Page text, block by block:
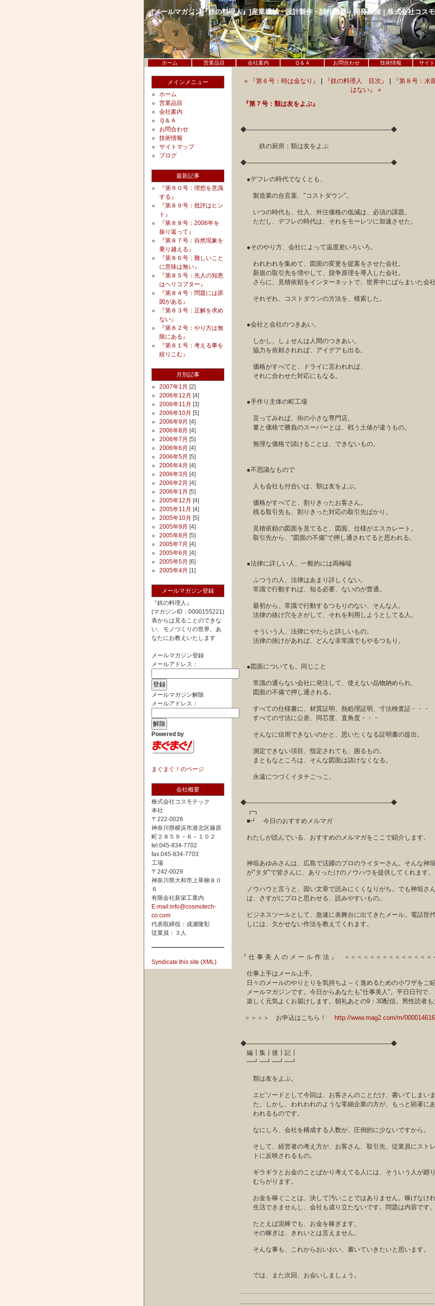
[メールマガジン『鉄の料理人』]産業機械・設計製作・試作機器・開発設備｜株式会社コス
ホーム 営業品目 会社案内 Ｑ＆Ａ お問合わせ 技術情報 サイ
メインメニュー
ホーム
営業品目
会社案内
Ｑ＆Ａ
お問合わせ
技術情報
サイトマップ
ブログ
最新記事
『第９０号：理想を意識
する』
『第８９号：批評はヒン
ト』
『第８８号：2006年を
振り返って』
『第８７号：自然現象を
乗り越える』
『第８６号：難しいこと
に意味は無い』
『第８５号：先人の知恵
はヘリコプター』
『第８４号：問題には原
因がある』
『第８３号：正解を求め
ない』
『第８２号：やり方は無
限にある』
『第８１号：考える事を
絞りこむ』
月別記事
2007年1月 [2]
2006年12月 [4]
2006年11月 [3]
2006年10月 [5]
2006年9月 [4]
2006年8月 [4]
2006年7月 [5]
2006年6月 [4]
2006年5月 [5]
2006年4月 [4]
2006年3月 [4]
2006年2月 [4]
2006年1月 [5]
2005年12月 [4]
2005年11月 [4]
2005年10月 [5]
2005年9月 [4]
2005年8月 [5]
2005年7月 [4]
2005年6月 [4]
2005年5月 [6]
2005年4月 [1]
メールマガジン登録
『鉄の料理人』
(マガジンID：0000155221)
表からは見ることのできな
い、モノづくりの世界。あ
なたにお教えいたします
メールマガジン登録
メールアドレス：
メールマガジン解除
メールアドレス：
Powered by
まぐまぐ！のページ
会社概要
株式会社コスモテック
本社
〒222-0026
神奈川県横浜市港北区篠原
町２８５９－６－１０２
tel:045-834-7702
fax:045-834-7703
工場
〒242-0029
神奈川県大和市上草柳８０
６
有限会社新栄工業内
E-mail:info@cosmotech-
co.com
代表取締役：成瀬隆彰
従業員：３人
Syndicate this site (XML)
« 『第６号：時は金なり』 『鉄の料理人 目次』
『第８号：水
はない』 »
『第７号：類は友をよぶ』
◆─────────────────────────────────◆
鉄の厨房：類は友をよぶ
◆─────────────────────────────────◆
●デフレの時代でなくとも、
製造業の合言葉、"コストダウン"。
いつの時代も、仕入、外注価格の低減は、必須の課題。
ただし、デフレの時代は、それをモーレツに加速させた。
●そのやり方、会社によって温度差いろいろ。
われわれを集めて、図面の変更を提案をさせた会社。
新規の取引先を増やして、競争原理を導入した会社。
さらに、見積依頼をインターネットで、世界中にばらまいた会
それぞれ、コストダウンの方法を、模索した。
●会社と会社のつきあい。
しかし、しょせんは人間のつきあい。
協力を依頼されれば、アイデアも出る。
価格がすべてと、ドライに言われれば、
それに合わせた対応にもなる。
●手作り主体の町工場
言ってみれば、街の小さな専門店。
量と価格で勝負のスーパーとは、戦う土俵が違うもの。
無理な価格で請けることは、できないもの。
●不思議なもので
人も会社も付合いは、類は友をよぶ。
価格がすべてと、割りきったお客さん。
残る取引先も、割りきった対応の取引先ばかり。
見積依頼の図面を見てると、図面、仕様がエスカレート。
取引先から、"図面の不備"で押し通されてると思われる。
●法律に詳しい人、一般的には両極端
ふつうの人、法律はあまり詳しくない。
常識で行動すれば、知る必要、ないのが普通。
最初から、常識で行動するつもりのない、そんな人。
法律の抜け穴をさがして、それを利用しようとしてる人。
そういう人、法律にやたらと詳しいもの。
法律の抜けがあれば、どんな非常識でもやるつもり。
●図面についても、同じこと
常識の通らない会社に発注して、使えない品物納められ、
図面の不備で押し通される。
すべての仕様書に、材質証明、熱処理証明、寸法検査証・・・
すべての寸法に公差、同芯度、直角度・・・
そんなに信用できないのかと、思いたくなる証明書の提出。
測定できない項目、指定されても、困るもの。
まともなところは、そんな図面は請けなくなる。
永遠につづくイタチごっこ。
◆─────────────────────────────────◆
┏┓
■┛ 今日のおすすめメルマガ
わたしが読んでいる、おすすめのメルマガをここで紹介します。
神垣あゆみさんは、広島で活躍のプロのライターさん。そんな神
が"タダ"で皆さんに、ありったけのノウハウを提供してくれます。
ノウハウと言うと、固い文章で読みにくくなりがち。でも神垣さ
は、さすがにプロと思わせる、読みやすいもの。
ビジネスツールとして、急速に表舞台に出てきたメール。電話世
しには、欠かせない作法を教えてくれます。
『 仕 事 美 人 の メ ー ル 作 法 』 ＜＜＜＜＜＜＜＜＜＜＜＜＜＜
仕事上手はメール上手。
日々のメールのやりとりを気持ちよ～く進めるための小ワザをご
メールマガジンです。今日からあなたも"仕事美人"。平日日刊で
楽しく元気よくお届けします。朝礼あとの9：30配信。男性読者も
＞＞＞＞ お申込はこちら！ http://www.mag2.com/m/
◆─────────────────────────────────◆
編┃集┃後┃記┃
━┛━┛━┛━┛
類は友をよぶ。
エピソードとして今回は、お客さんのことだけ、書いてしまい
た。しかし、われわれのような零細企業の方が、もっと顕著に
われるものです。
なにしろ、会社を構成する人数が、圧倒的に少ないですから。
そして、経営者の考え方が、お客さん、取引先、従業員にスト
トに反映されるもの。
ギラギラとお金のことばかり考えてる人には、そういう人が廻
むらがります。
お金を稼ぐことは、決して汚いことではありません。稼げなけ
生活できませんし、会社も成り立たないです。問題は内容です
たとえば泥棒でも、お金を稼ぎます。
その稼ぎは、きれいとは言えません。
そんな事も、これからおいおい、書いていきたいと思います。
では、また次回、お会いしましょう。